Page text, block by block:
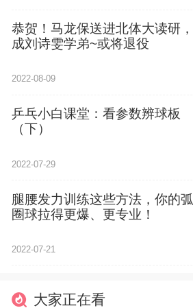
恭贺！马龙保送进北体大读研，
成刘诗雯学弟~或将退役
2022-08-09
乒乓小白课堂：看参数辨球板
（下）
2022-07-29
腿腰发力训练这些方法，你的弧
圈球拉得更爆、更专业！
2022-07-21
大家正在看